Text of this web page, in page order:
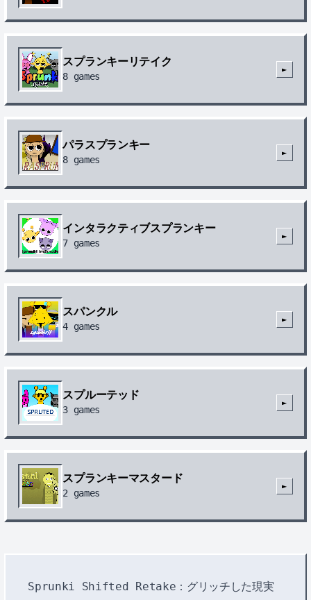
スプランキーリテイク
8 games
►
パラスプランキー
8 games
►
インタラクティブスプランキー
7 games
►
スパンクル
4 games
►
スプルーテッド
3 games
►
スプランキーマスタード
2 games
►
Sprunki Shifted Retake：グリッチした現実